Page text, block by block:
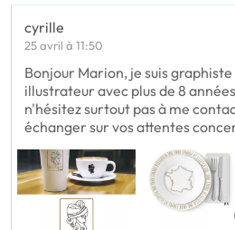
cyrille
25 avril à 11:50
Bonjour Marion, je suis
illustrateur avec plus de 8
n'hésitez surtout pas à me
échanger sur vos attentes